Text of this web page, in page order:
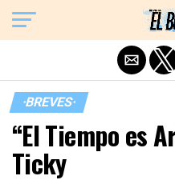
·BREVES·
“El Tiempo es
Ticky
Exit